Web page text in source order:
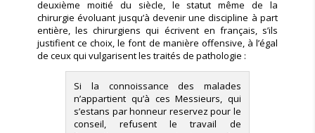
deuxième moitié du siècle, le statut même de la
chirurgie évoluant jusqu’à devenir une discipline à part
entière, les chirurgiens qui écrivent en français, s’ils
justifient ce choix, le font de manière offensive, à l’égal
de ceux qui vulgarisent les traités de pathologie :
Si la connoissance des malades
n’appartient qu’à ces Messieurs, qui
s’estans par honneur reservez pour le
conseil, refusent le travail de